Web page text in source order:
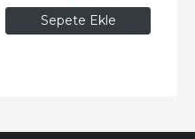
Sepete Ekle